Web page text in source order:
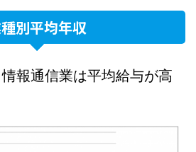
別平均年収
報通信業は平均給与が高